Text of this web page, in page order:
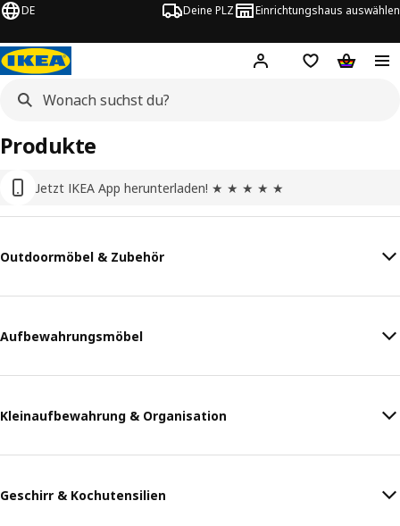
DE Deine PLZ Einrichtungshaus auswählen
Hej! Jetzt anmelden.
Einkaufsliste
Jetzt IKEA App herunterladen! ★ ★ ★ ★ ★
Produkte
Outdoormöbel & Zubehör
Aufbewahrungsmöbel
Kleinaufbewahrung & Organisation
Geschirr & Kochutensilien